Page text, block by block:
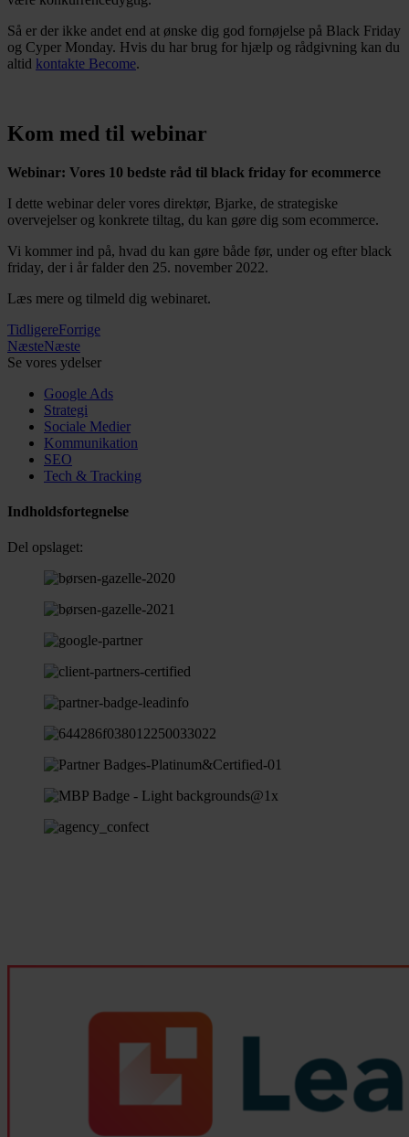
Så er der ikke andet end at ønske dig god fornøjelse på Black Friday
og Cyper Monday. Hvis du har brug for hjælp og rådgivning kan du
altid kontakte Become.
Kom med til webinar
Webinar: Vores 10 bedste råd til black friday for ecommerce
I dette webinar deler vores direktør, Bjarke, de strategiske
overvejelser og konkrete tiltag, du kan gøre dig som ecommerce.
Vi kommer ind på, hvad du kan gøre både før, under og efter black
friday, der i år falder den 25. november 2022.
Læs mere og tilmeld dig webinaret.
TidligereForrige
NæsteNæste
Se vores ydelser
Google Ads
Strategi
Sociale Medier
Kommunikation
SEO
Tech & Tracking
Indholdsfortegnelse
Del opslaget: